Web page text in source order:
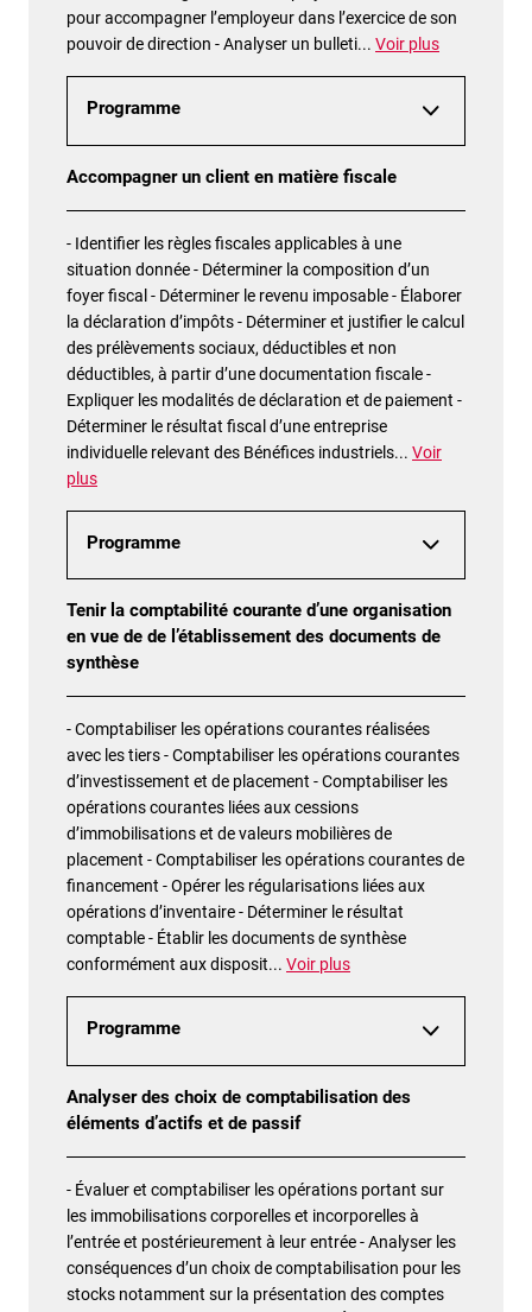
pour accompagner l’employeur dans l’exercice de son
pouvoir de direction - Analyser un bulleti... Voir plus
Programme
Accompagner un client en matière fiscale
- Identifier les règles fiscales applicables à une
situation donnée - Déterminer la composition d’un
foyer fiscal - Déterminer le revenu imposable - Élaborer
la déclaration d’impôts - Déterminer et justifier le calcul
des prélèvements sociaux, déductibles et non
déductibles, à partir d’une documentation fiscale -
Expliquer les modalités de déclaration et de paiement -
Déterminer le résultat fiscal d’une entreprise
individuelle relevant des Bénéfices industriels... Voir
plus
Programme
Tenir la comptabilité courante d’une organisation
en vue de de l’établissement des documents de
synthèse
- Comptabiliser les opérations courantes réalisées
avec les tiers - Comptabiliser les opérations courantes
d’investissement et de placement - Comptabiliser les
opérations courantes liées aux cessions
d’immobilisations et de valeurs mobilières de
placement - Comptabiliser les opérations courantes de
financement - Opérer les régularisations liées aux
opérations d’inventaire - Déterminer le résultat
comptable - Établir les documents de synthèse
conformément aux disposit... Voir plus
Programme
Analyser des choix de comptabilisation des
éléments d’actifs et de passif
- Évaluer et comptabiliser les opérations portant sur
les immobilisations corporelles et incorporelles à
l’entrée et postérieurement à leur entrée - Analyser les
conséquences d’un choix de comptabilisation pour les
stocks notamment sur la présentation des comptes